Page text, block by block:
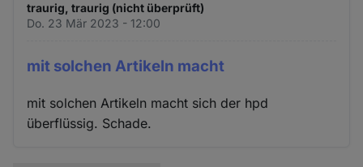
traurig, traurig (nicht überprüft)
Do. 23 Mär 2023 - 12:00
mit solchen Artikeln macht
mit solchen Artikeln macht sich der hpd
überflüssig. Schade.